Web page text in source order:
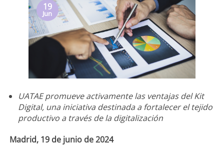
19
Jun
UATAE promueve activamente las ventajas del Kit
Digital, una iniciativa destinada a fortalecer el tejido
productivo a través de la digitalización
Madrid, 19 de junio de 2024